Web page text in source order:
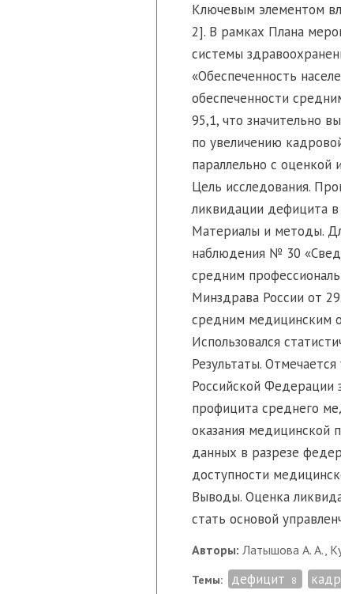
Ключевым элементом
2]. В рамках Плана
системы
«Обеспеченность
обеспеченности
95,1, что значительно
по увеличению
параллельно с оценкой
Цель исследования.
ликвидации дефицита
Материалы и методы.
наблюдения № 30
средним
Минздрава России от
средним медицинским
Использовался
Результаты.
Российской Федерации
профицита среднего
оказания медицинской
данных в разрезе
доступности
Выводы. Оценка
стать основой
Авторы: Латышова А. А.,
Темы: дефицит 8